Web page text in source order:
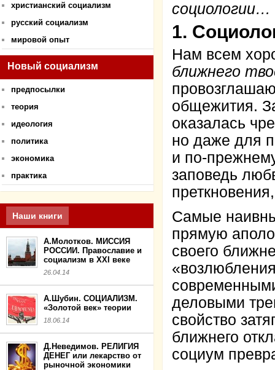
христианский социализм
русский социализм
мировой опыт
Новый социализм
предпосылки
теория
идеология
политика
экономика
практика
Наши книги
А.Молотков. МИССИЯ
РОССИИ. Православие и
социализм в XXI веке
26.04.14
А.Шубин. СОЦИАЛИЗМ.
«Золотой век» теории
18.06.14
Д.Неведимов. РЕЛИГИЯ
ДЕНЕГ или лекарство от
рыночной экономики
социологии…
1.
Нам всем
ближнего
общежития.
оказалась
но даже для
и по-
заповедь
Самые
прямую
своего
деловыми
свойство
ближнего
социум